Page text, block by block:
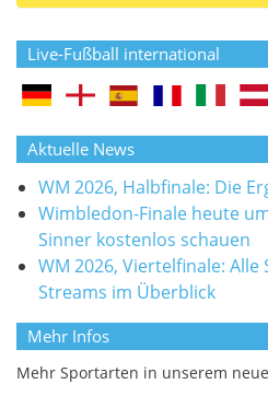
Live-Fußball international
Aktuelle News
WM 2026, Halbfinale: Die
Wimbledon-Finale heute
Sinner kostenlos schauen
WM 2026, Viertelfinale: Alle
Streams im Überblick
Mehr Infos
Mehr Sportarten in unserem